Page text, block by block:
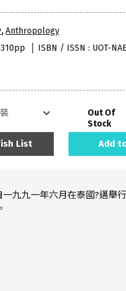
,Anthropology
ISBN / ISSN : UOT-
Out Of
Stock
List Add
九九一年六月在泰國?邁舉